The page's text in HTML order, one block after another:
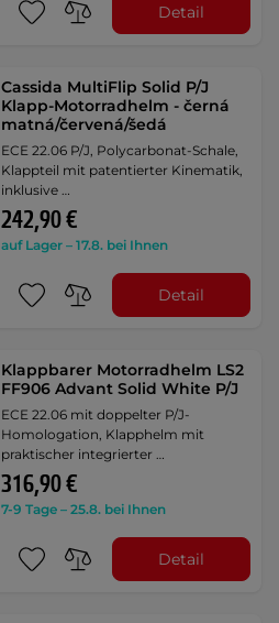
Detail
Cassida MultiFlip Solid P/J
Klapp-Motorradhelm - černá
matná/červená/šedá
ECE 22.06 P/J, Polycarbonat-Schale,
Klappteil mit patentierter Kinematik,
inklusive …
242,90 €
auf Lager – 17.8. bei Ihnen
Detail
Klappbarer Motorradhelm LS2
FF906 Advant Solid White P/J
ECE 22.06 mit doppelter P/J-
Homologation, Klapphelm mit
praktischer integrierter …
316,90 €
7-9 Tage – 25.8. bei Ihnen
Detail